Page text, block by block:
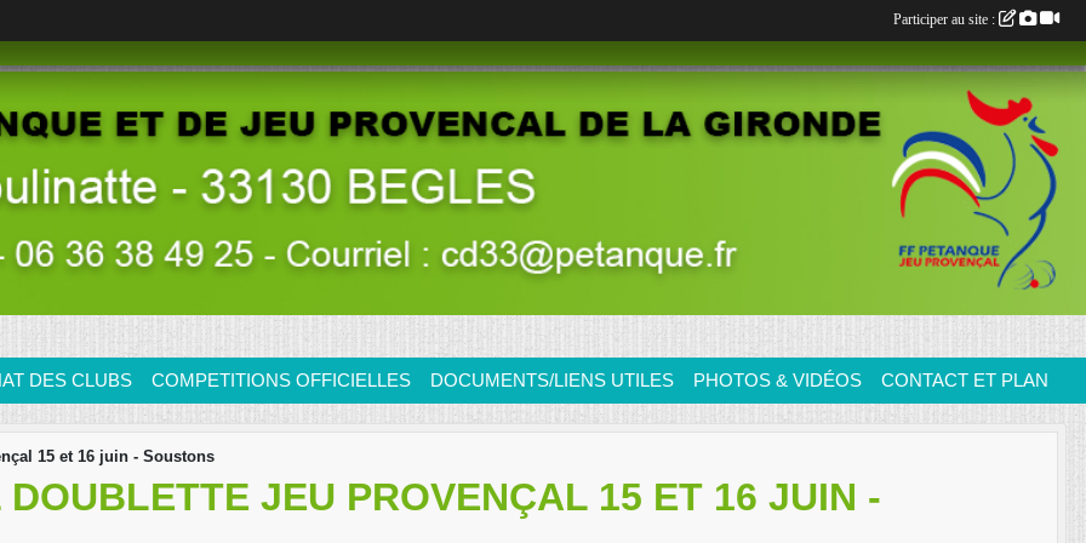
DES CLUBS COMPETITIONS OFFICIELLES DOCUMENTS/LIENS UTILES PHOTOS & VIDÉOS CONTACT ET PLAN
15 et 16 juin - Soustons
JEU PROVENÇAL 15 ET 16 JUIN -
Participer au site :